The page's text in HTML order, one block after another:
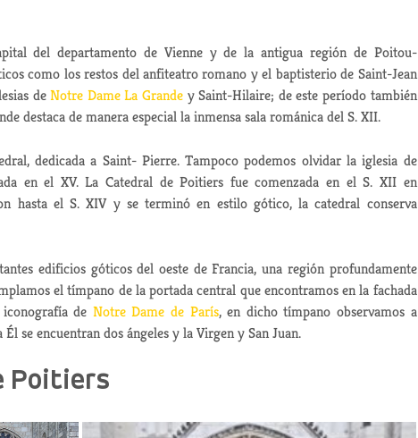
del departamento de Vienne y de la antigua región de Poitou-
como los restos del anfiteatro romano y el baptisterio de Saint-Jean
deNotre Dame La Grandey Saint-Hilaire; de este período también
destaca de manera especial la inmensa sala románica del S. XII.
dedicada a Saint- Pierre. Tampoco podemos olvidar la iglesia de
en el XV. La Catedral de Poitiers fue comenzada en el S. XII en
hasta el S. XIV y se terminó en estilo gótico, la catedral conserva
edificios góticos del oeste de Francia, una región profundamente
el tímpano de la portada central que encontramos en la fachada
de Notre Dame de París, en dicho tímpano observamos a
se encuentran dos ángeles y la Virgen y San Juan.
Poitiers